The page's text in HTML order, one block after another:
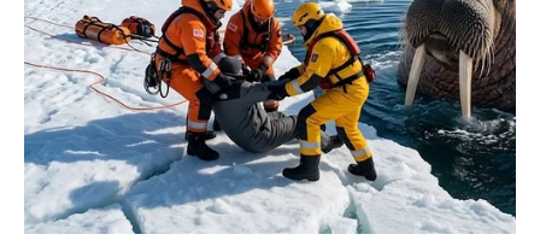
dok bi pojedini mogli doći do potpuno neočekivanog
dobitka.
Ono što je zanimljivo jeste da će mnogi Jarčevi u početku
ignorisati znakove sreće. Smatraće da je sve slučajnost i
da ne treba previše očekivati.
Međutim, univerzum ima drugačije planove.